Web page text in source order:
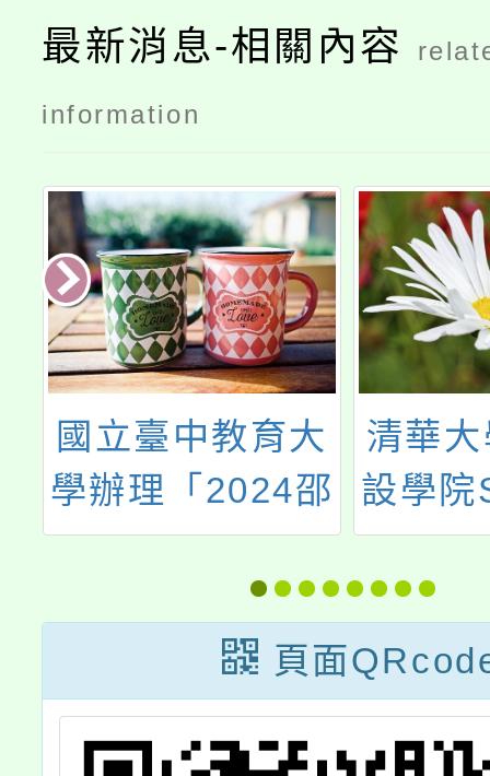
最新消息-相關內容
information
清華大學辦理課
設學院S2課程方
案徵選企劃
臺灣
辦「
與教
頁面